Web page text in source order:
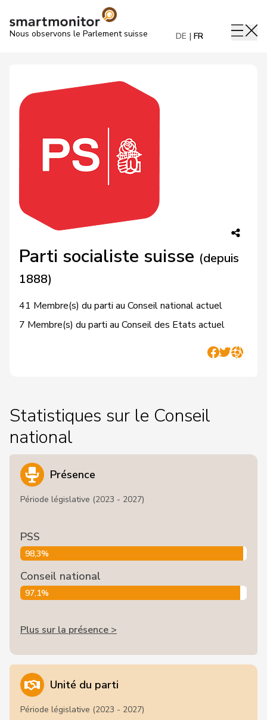
Nous observons le Parlement suisse DE FR
Parti socialiste suisse (depuis
1888)
41 Membre(s) du parti au Conseil national actuel
7 Membre(s) du parti au Conseil des Etats actuel
Statistiques sur le Conseil
national
Présence
Période législative (2023 - 2027)
PSS
98,3%
Conseil national
97,1%
Plus sur la présence >
Unité du parti
Période législative (2023 - 2027)